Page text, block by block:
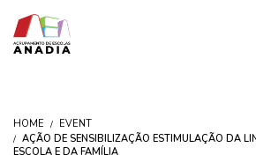
HOME
EVENT
AÇÃO DE SENSIBILIZAÇÃO ESTIMULAÇÃO DA
ESCOLA E DA FAMÍLIA